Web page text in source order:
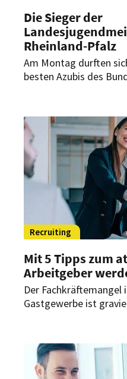
Die Sieger der
Rheinland-Pfalz
Am Montag durften
besten Azubis des
Ausbildungsberufen
Recruiting
Mit 5 Tipps zum
Arbeitgeber
Der Fachkräftemangel
Gastgewerbe ist
Arbeitsbelastung.
Belegschaft. Wie kann
entgegenwirken?